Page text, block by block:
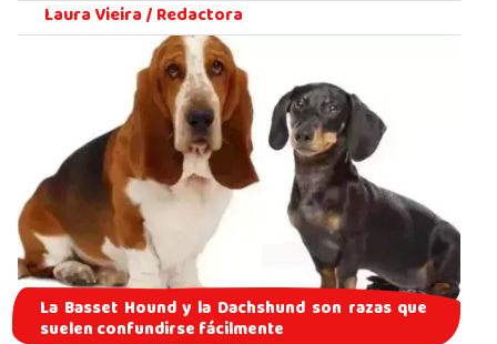
Laura Vieira /Redactora
La Basset Hound y la Dachshund son razas que
suelen confundirse fácilmente